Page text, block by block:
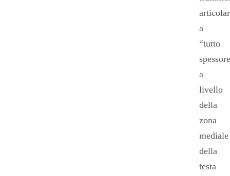
a
“tutto
a
livello
della
zona
mediale
della
testa